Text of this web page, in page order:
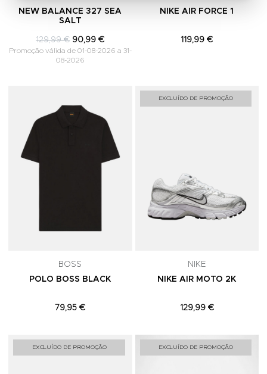
NEW BALANCE 327 SEA
SALT
129,99 € 90,99 €
Promoção válida de 01-08-2026 a 31-
08-2026
NIKE AIR FORCE 1
119,99 €
Adicionar aos Favoritos
BOSS
POLO BOSS BLACK
79,95 €
EXCLUÍDO DE PROMOÇÃO
NIKE
NIKE AIR MOTO 2K
129,99 €
EXCLUÍDO DE PROMOÇÃO Adicionar aos Favoritos
EXCLUÍDO DE PROMOÇÃO